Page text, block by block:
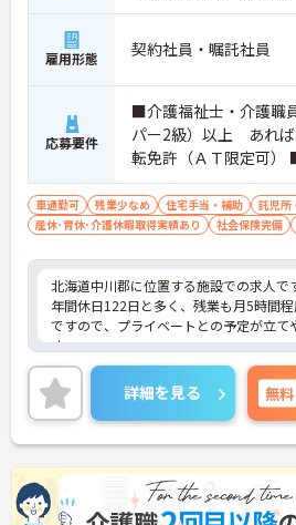
雇用形態 契約社員・嘱託社員
応募要件
■介護福祉士・介護職
パー2級）以上 あれ
転免許（ＡＴ限定可）
の入力程度 ※介護業
車通勤可 残業少なめ 住宅手当・補助 託児所
産休･育休･介護休暇取得実績あり
社会保険完備
北海道中川郡に位置する施設での求人で
年間休日122日と多く、残業も月5時間
ですので、プライベートとの予定が立て
す。
また、託児所完備されておりますので、
らっしゃる方でも安心してご就業してい
す。
ご興味のある方は、お気軽にお問い合わ
い。
詳細を見る 無料